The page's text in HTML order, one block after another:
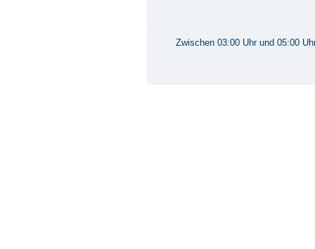
Zwischen 03:00 Uhr und 05:00